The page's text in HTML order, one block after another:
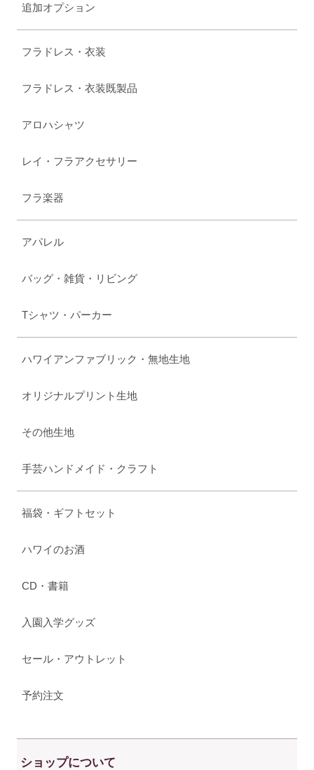
追加オプション
フラドレス・衣装
フラドレス・衣装既製品
アロハシャツ
レイ・フラアクセサリー
フラ楽器
アパレル
バッグ・雑貨・リビング
Tシャツ・パーカー
ハワイアンファブリック・無地生地
オリジナルプリント生地
その他生地
手芸ハンドメイド・クラフト
福袋・ギフトセット
ハワイのお酒
CD・書籍
入園入学グッズ
セール・アウトレット
予約注文
ショップについて